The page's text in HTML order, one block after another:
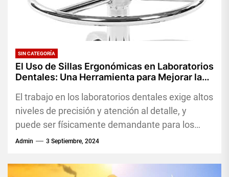
SIN CATEGORÍA
El Uso de Sillas Ergonómicas en Laboratorios
Dentales: Una Herramienta para Mejorar la
El trabajo en los laboratorios dentales exige altos
niveles de precisión y atención al detalle, y
puede ser físicamente demandante para los
técnicos que pasan...
Admin 3 Septiembre, 2024